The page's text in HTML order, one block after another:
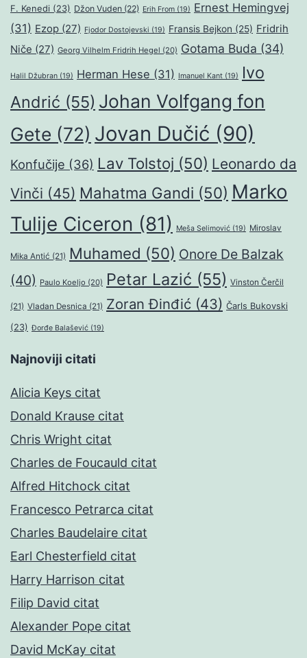
F. Kenedi (23) Džon Vuden (22) Erih From (19) Ernest Hemingvej
(31) Ezop (27) Fjodor Dostojevski (19) Fransis Bejkon (25) Fridrih
Niče (27) Georg Vilhelm Fridrih Hegel (20) Gotama Buda (34)
Halil Džubran (19) Herman Hese (31) Imanuel Kant (19)
Ivo
Andrić (55) Johan Volfgang fon
Gete (72) Jovan Dučić (90)
Konfučije (36) Lav Tolstoj (50) Leonardo da
Vinči (45) Mahatma Gandi (50) Marko
Tulije Ciceron (81) Meša Selimović (19) Miroslav
Mika Antić (21) Muhamed (50) Onore De Balzak
(40) Paulo Koeljo (20) Petar Lazić (55) Vinston Čerčil
(21) Vladan Desnica (21) Zoran Đinđić (43) Čarls Bukovski
(23) Đorđe Balašević (19)
Najnoviji citati
Alicia Keys citat
Donald Krause citat
Chris Wright citat
Charles de Foucauld citat
Alfred Hitchock citat
Francesco Petrarca citat
Charles Baudelaire citat
Earl Chesterfield citat
Harry Harrison citat
Filip David citat
Alexander Pope citat
David McKay citat